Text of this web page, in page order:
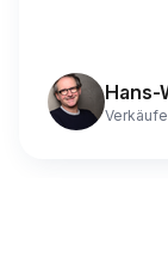
Hans-